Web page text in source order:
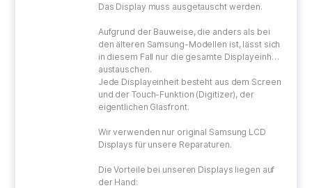
Das Display muss ausgetauscht werden.
Aufgrund der Bauweise, die anders als bei
den älteren Samsung-Modellen ist, lässt sich
in diesem Fall nur die gesamte Displayeinheit
austauschen.
Jede Displayeinheit besteht aus dem Screen
und der Touch-Funktion (Digitizer), der
eigentlichen Glasfront.
Wir verwenden nur original Samsung LCD
Displays für unsere Reparaturen.
Die Vorteile bei unseren Displays liegen auf
der Hand: